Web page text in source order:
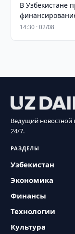
В Узбекистане
14:30 · 02/08
Ведущий новостной
24/7.
РАЗДЕЛЫ
Узбекистан
Экономика
Финансы
Технологии
Культура